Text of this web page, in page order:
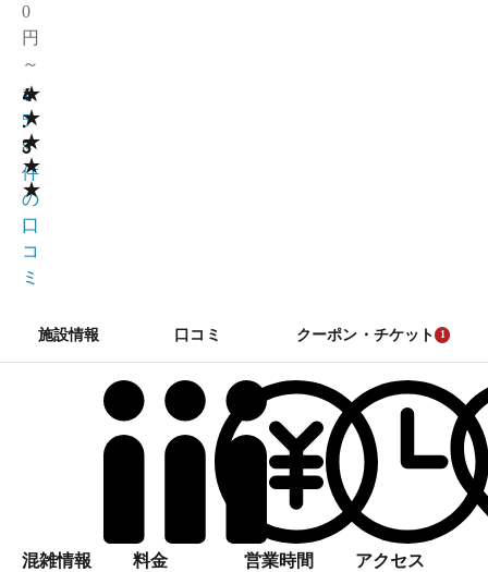
0
円
～
★
★
★
★
★
4
.
3
1
5
8
件
の
口
コ
ミ
施設情報 口コミ クーポン・チケット 1
混雑情報 料金 営業時間 アクセス